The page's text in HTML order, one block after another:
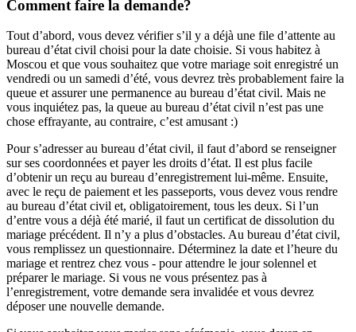
Comment faire la demande?
Tout d’abord, vous devez vérifier s’il y a déjà une file d’attente au
bureau d’état civil choisi pour la date choisie. Si vous habitez à
Moscou et que vous souhaitez que votre mariage soit enregistré un
vendredi ou un samedi d’été, vous devrez très probablement faire la
queue et assurer une permanence au bureau d’état civil. Mais ne
vous inquiétez pas, la queue au bureau d’état civil n’est pas une
chose effrayante, au contraire, c’est amusant :)
Pour s’adresser au bureau d’état civil, il faut d’abord se renseigner
sur ses coordonnées et payer les droits d’état. Il est plus facile
d’obtenir un reçu au bureau d’enregistrement lui-même. Ensuite,
avec le reçu de paiement et les passeports, vous devez vous rendre
au bureau d’état civil et, obligatoirement, tous les deux. Si l’un
d’entre vous a déjà été marié, il faut un certificat de dissolution du
mariage précédent. Il n’y a plus d’obstacles. Au bureau d’état civil,
vous remplissez un questionnaire. Déterminez la date et l’heure du
mariage et rentrez chez vous - pour attendre le jour solennel et
préparer le mariage. Si vous ne vous présentez pas à
l’enregistrement, votre demande sera invalidée et vous devrez
déposer une nouvelle demande.